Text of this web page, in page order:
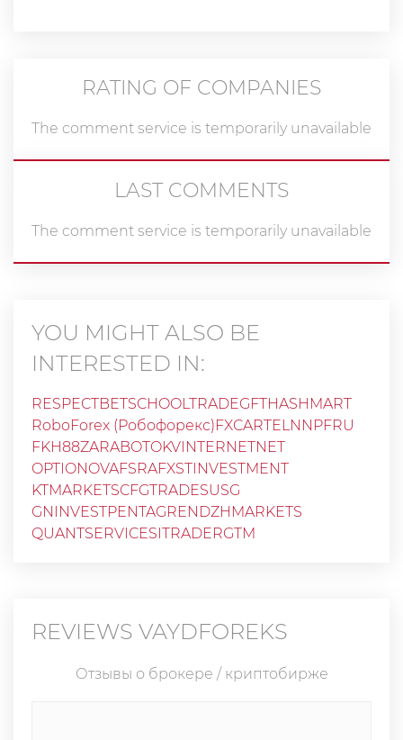
RATING OF COMPANIES
The comment service is temporarily unavailable
LAST COMMENTS
The comment service is temporarily unavailable
YOU MIGHT ALSO BE
INTERESTED IN:
RESPECTBETSCHOOLTRADEGFTHASHMART
RoboForex (Робофорекс)FXCARTELNNPFRU
FKH88ZARABOTOKVINTERNETNET
OPTIONOVAFSRAFXSTINVESTMENT
KTMARKETSCFGTRADESUSG
GNINVESTPENTAGRENDZHMARKETS
QUANTSERVICESITRADERGTM
REVIEWS VAYDFOREKS
Отзывы о брокере / криптобирже